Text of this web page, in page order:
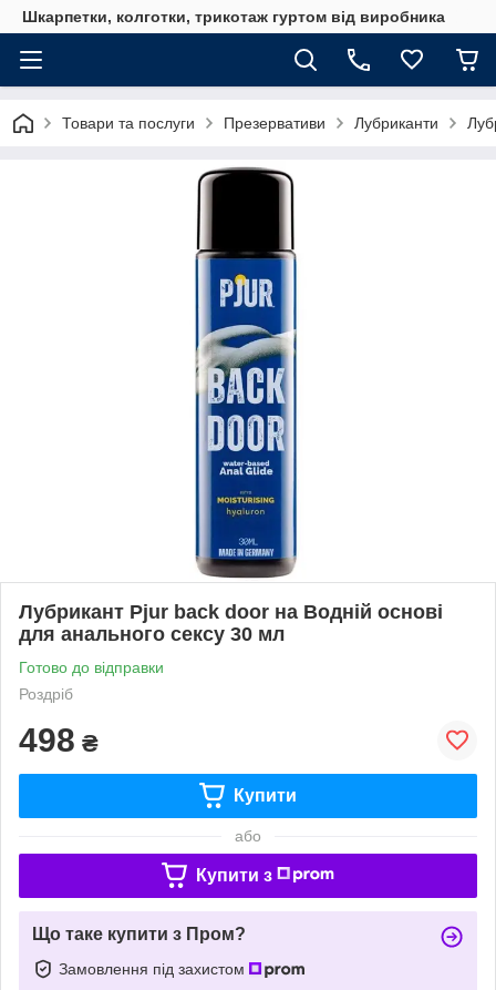
Шкарпетки, колготки, трикотаж гуртом від виробника
Товари та послуги Презервативи Лубриканти
Лубрикант Pjur back door на Водній основі
для анального сексу 30 мл
Готово до відправки
Роздріб
498 ₴
Купити
або
Купити з
Що таке купити з Пром?
Замовлення під захистом